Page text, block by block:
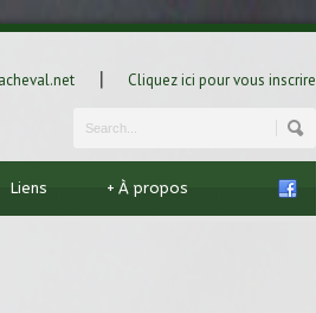
| Cliquez ici pour vous inscrire
Liens À propos
+